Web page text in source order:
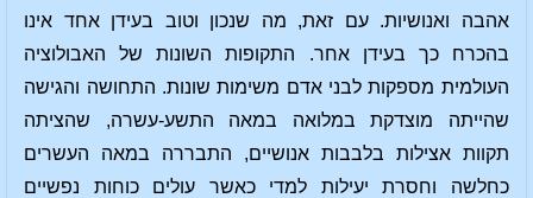
אהבה ואנושיות. עם זאת, מה שנכון וטוב בעידן אחד אינו
בהכרח כך בעידן אחר. התקופות השונות של האבולוציה
העולמית מספקות לבני אדם משימות שונות. התחושה והגישה
שהייתה מוצדקת במלואה במאה התשע-עשרה, שהציתה
תקוות אצילות בלבבות אנושיים, התבררה במאה העשרים
כחלשה וחסרת יעילות למדי כאשר עולים כוחות נפשיים